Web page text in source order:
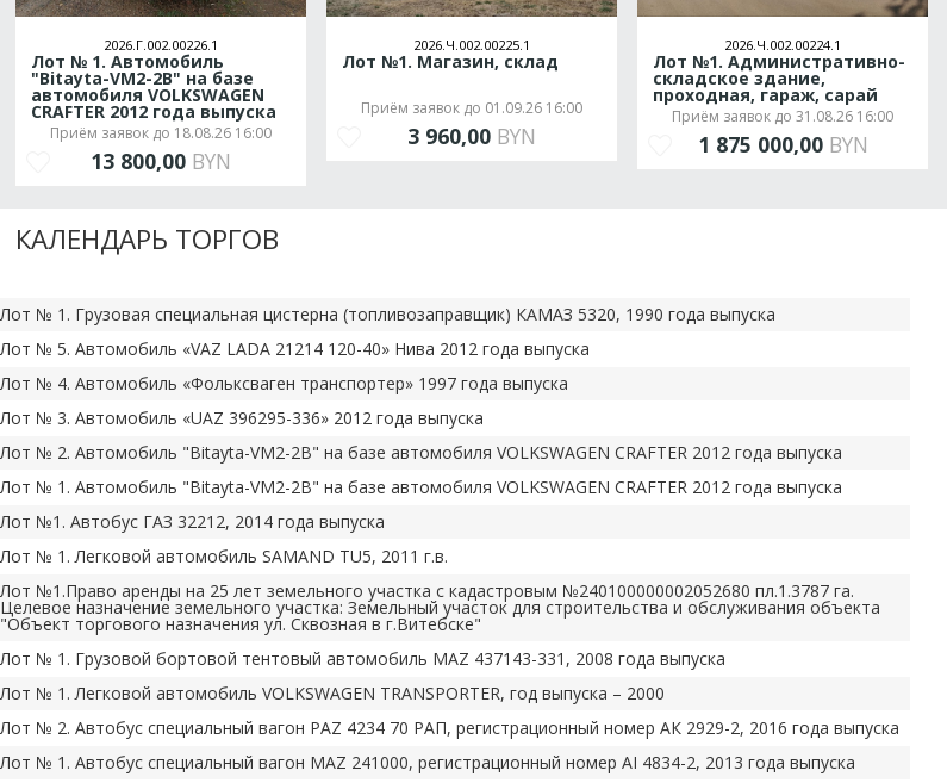
2026.Г.002.00226.1
Лот № 1. Автомобиль
"Bitayta-VM2-2B" на базе
автомобиля VOLKSWAGEN
CRAFTER 2012 года выпуска
Приём заявок до 18.08.26 16:00
13 800,00 BYN
2026.Ч.002.00225.1
Лот №1. Магазин, склад
Приём заявок до 01.09.26 16:00
3 960,00 BYN
2026.Ч.002.00224.1
Лот №1. Административно-
складское здание,
проходная, гараж, сарай
Приём заявок до 31.08.26 16:00
1 875 000,00 BYN
КАЛЕНДАРЬ ТОРГОВ
Лот № 1. Грузовая специальная цистерна (топливозаправщик) КАМАЗ 5320, 1990 года выпуска
Лот № 5. Автомобиль «VAZ LADA 21214 120-40» Нива 2012 года выпуска
Лот № 4. Автомобиль «Фольксваген транспортер» 1997 года выпуска
Лот № 3. Автомобиль «UAZ 396295-336» 2012 года выпуска
Лот № 2. Автомобиль "Bitayta-VM2-2B" на базе автомобиля VOLKSWAGEN CRAFTER 2012 года выпуска
Лот № 1. Автомобиль "Bitayta-VM2-2B" на базе автомобиля VOLKSWAGEN CRAFTER 2012 года выпуска
Лот №1. Автобус ГАЗ 32212, 2014 года выпуска
Лот № 1. Легковой автомобиль SAMAND TU5, 2011 г.в.
Лот №1.Право аренды на 25 лет земельного участка с кадастровым №240100000002052680 пл.1.3787 га.
Целевое назначение земельного участка: Земельный участок для строительства и обслуживания объекта
"Объект торгового назначения ул. Сквозная в г.Витебске"
Лот № 1. Грузовой бортовой тентовый автомобиль МАZ 437143-331, 2008 года выпуска
Лот № 1. Легковой автомобиль VOLKSWAGEN TRANSPORTER, год выпуска – 2000
Лот № 2. Автобус специальный вагон PAZ 4234 70 РАП, регистрационный номер АК 2929-2, 2016 года выпуска
Лот № 1. Автобус специальный вагон MAZ 241000, регистрационный номер AI 4834-2, 2013 года выпуска